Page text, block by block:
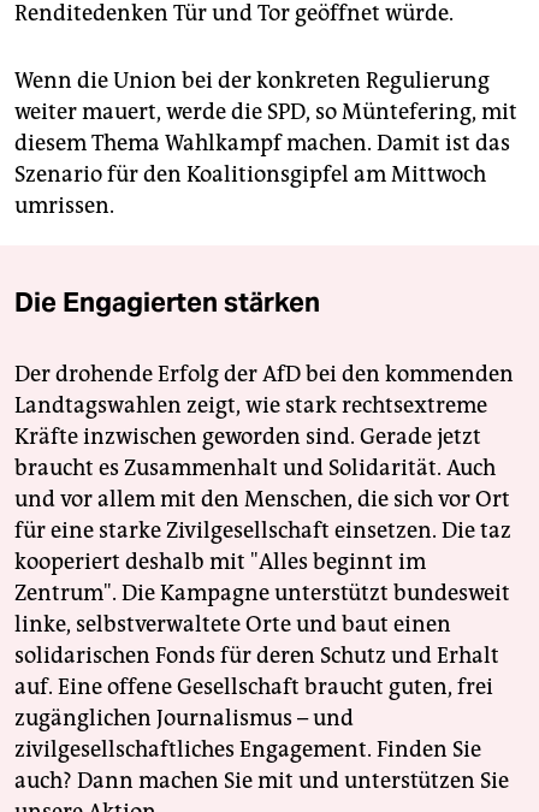
Renditedenken Tür und Tor geöffnet würde.
Wenn die Union bei der konkreten Regulierung
weiter mauert, werde die SPD, so Müntefering, mit
diesem Thema Wahlkampf machen. Damit ist das
Szenario für den Koalitionsgipfel am Mittwoch
umrissen.
Die Engagierten stärken
Der drohende Erfolg der AfD bei den kommenden
Landtagswahlen zeigt, wie stark rechtsextreme
Kräfte inzwischen geworden sind. Gerade jetzt
braucht es Zusammenhalt und Solidarität. Auch
und vor allem mit den Menschen, die sich vor Ort
für eine starke Zivilgesellschaft einsetzen. Die taz
kooperiert deshalb mit "Alles beginnt im
Zentrum". Die Kampagne unterstützt bundesweit
linke, selbstverwaltete Orte und baut einen
solidarischen Fonds für deren Schutz und Erhalt
auf. Eine offene Gesellschaft braucht guten, frei
zugänglichen Journalismus – und
zivilgesellschaftliches Engagement. Finden Sie
auch? Dann machen Sie mit und unterstützen Sie